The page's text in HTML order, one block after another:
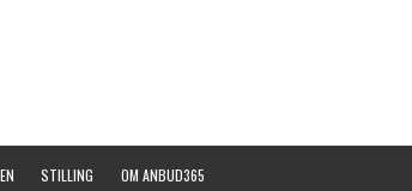
STILLING OM ANBUD365